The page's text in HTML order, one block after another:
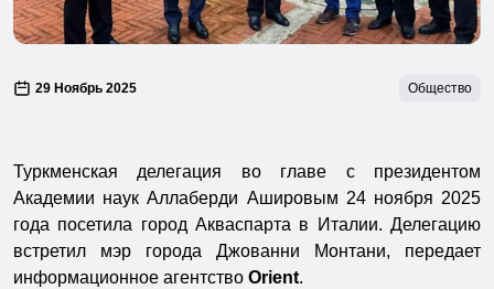
29 Ноябрь 2025 Общество
Туркменская делегация во главе с президентом
Академии наук Аллаберди Ашировым 24 ноября 2025
года посетила город Акваспарта в Италии. Делегацию
встретил мэр города Джованни Монтани, передает
информационное агентство Orient.